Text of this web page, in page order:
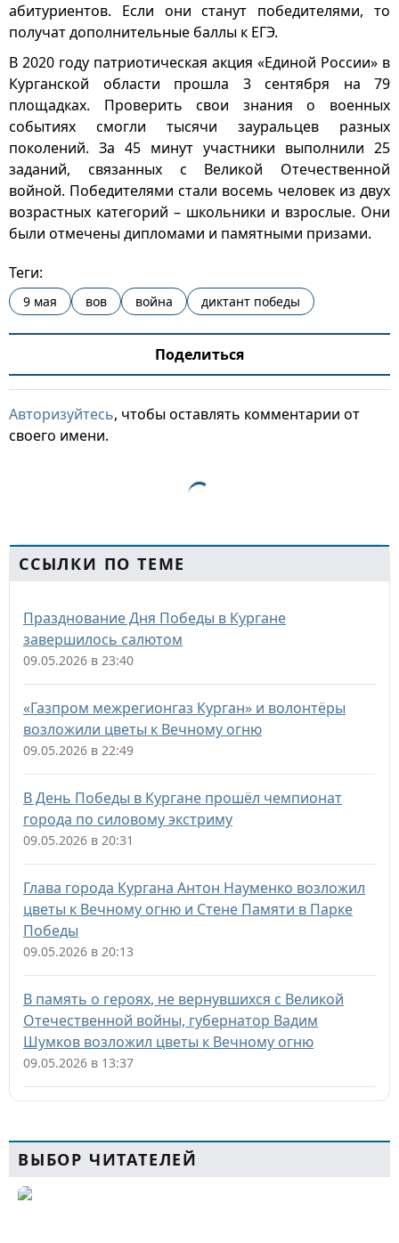
абитуриентов. Если они станут победителями, то
получат дополнительные баллы к ЕГЭ.
В 2020 году патриотическая акция «Единой России» в
Курганской области прошла 3 сентября на 79
площадках. Проверить свои знания о военных
событиях смогли тысячи зауральцев разных
поколений. За 45 минут участники выполнили 25
заданий, связанных с Великой Отечественной
войной. Победителями стали восемь человек из двух
возрастных категорий – школьники и взрослые. Они
были отмечены дипломами и памятными призами.
Теги:
9 мая вов война диктант победы
Поделиться
Авторизуйтесь, чтобы оставлять комментарии от
своего имени.
ССЫЛКИ ПО ТЕМЕ
Празднование Дня Победы в Кургане
завершилось салютом
09.05.2026 в 23:40
«Газпром межрегионгаз Курган» и волонтёры
возложили цветы к Вечному огню
09.05.2026 в 22:49
В День Победы в Кургане прошёл чемпионат
города по силовому экстриму
09.05.2026 в 20:31
Глава города Кургана Антон Науменко возложил
цветы к Вечному огню и Стене Памяти в Парке
Победы
09.05.2026 в 20:13
В память о героях, не вернувшихся с Великой
Отечественной войны, губернатор Вадим
Шумков возложил цветы к Вечному огню
09.05.2026 в 13:37
ВЫБОР ЧИТАТЕЛЕЙ